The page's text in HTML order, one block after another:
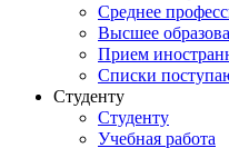
Среднее
Высшее
Прием
Списки
Студенту
Студенту
Учебная работа